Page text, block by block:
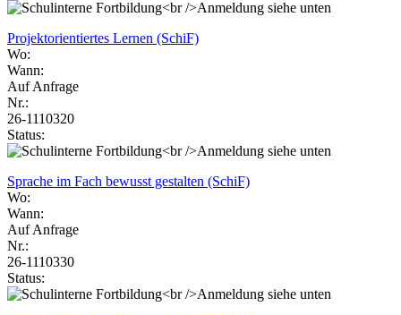
Projektorientiertes Lernen (SchiF)
Wo:
Wann:
Auf Anfrage
Nr.:
26-1110320
Status:
Sprache im Fach bewusst gestalten (SchiF)
Wo:
Wann:
Auf Anfrage
Nr.:
26-1110330
Status: